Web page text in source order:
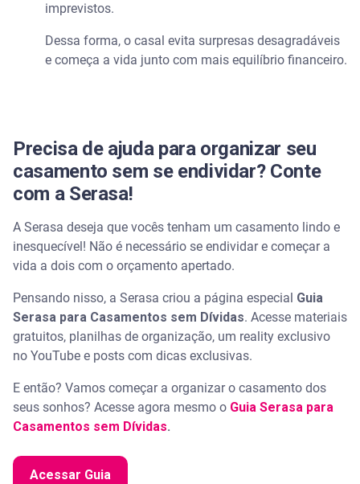
imprevistos.
Dessa forma, o casal evita surpresas desagradáveis
e começa a vida junto com mais equilíbrio financeiro.
Precisa de ajuda para organizar seu
casamento sem se endividar? Conte
com a Serasa!
A Serasa deseja que vocês tenham um casamento lindo e
inesquecível! Não é necessário se endividar e começar a
vida a dois com o orçamento apertado.
Pensando nisso, a Serasa criou a página especial Guia
Serasa para Casamentos sem Dívidas. Acesse materiais
gratuitos, planilhas de organização, um reality exclusivo
no YouTube e posts com dicas exclusivas.
E então? Vamos começar a organizar o casamento dos
seus sonhos? Acesse agora mesmo o Guia Serasa para
Casamentos sem Dívidas.
Acessar Guia